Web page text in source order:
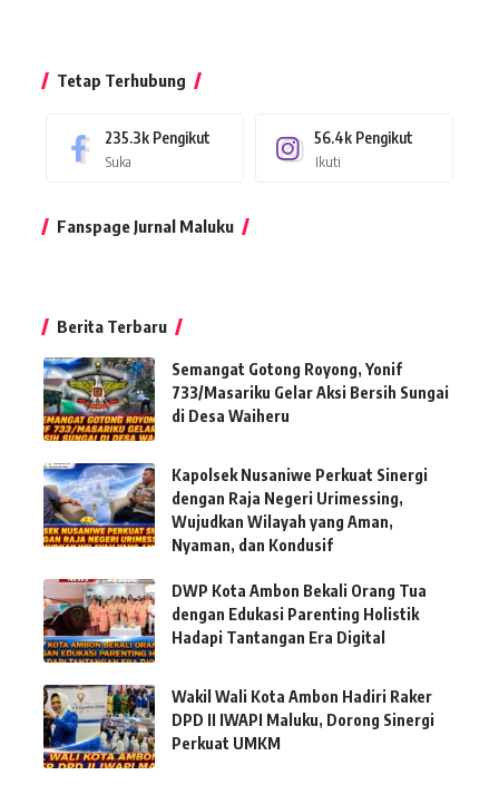
Tetap Terhubung
235.3k Pengikut
Suka
56.4k Pengikut
Ikuti
Fanspage Jurnal Maluku
Berita Terbaru
Semangat Gotong Royong, Yonif
733/Masariku Gelar Aksi Bersih Sungai
di Desa Waiheru
Kapolsek Nusaniwe Perkuat Sinergi
dengan Raja Negeri Urimessing,
Wujudkan Wilayah yang Aman,
Nyaman, dan Kondusif
DWP Kota Ambon Bekali Orang Tua
dengan Edukasi Parenting Holistik
Hadapi Tantangan Era Digital
Wakil Wali Kota Ambon Hadiri Raker
DPD II IWAPI Maluku, Dorong Sinergi
Perkuat UMKM